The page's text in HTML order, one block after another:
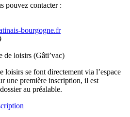
pouvez contacter :
bourgogne.fr
de loisirs (Gâti’vac)
loisirs se font directement via l’espace
une première inscription, il est
au préalable.